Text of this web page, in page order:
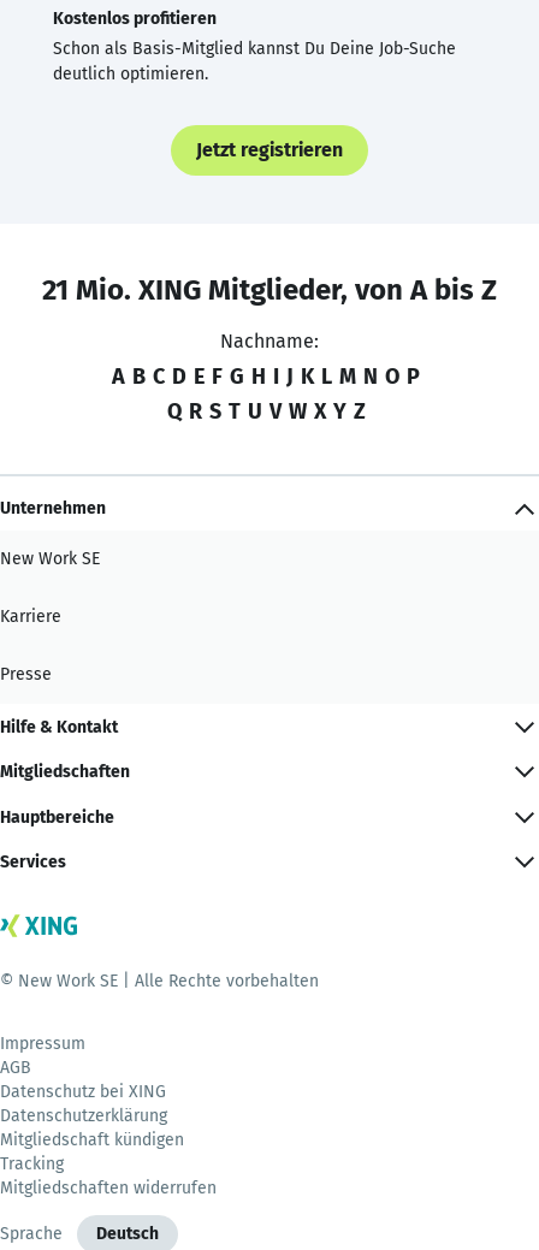
Kostenlos profitieren
Schon als Basis-Mitglied kannst Du Deine Job-Suche
deutlich optimieren.
Jetzt registrieren
21 Mio. XING Mitglieder, von A bis Z
Nachname:
A B C D E F G H I J K L M N O P
Q R S T U V W X Y Z
Unternehmen
New Work SE
Karriere
Presse
Hilfe & Kontakt
Mitgliedschaften
Hauptbereiche
Services
© New Work SE | Alle Rechte vorbehalten
Impressum
AGB
Datenschutz bei XING
Datenschutzerklärung
Mitgliedschaft kündigen
Tracking
Mitgliedschaften widerrufen
Sprache Deutsch